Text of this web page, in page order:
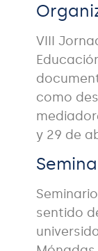
VIII
como
y 29 de
sentido